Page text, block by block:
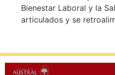
Bienestar Laboral y la
articulados y se